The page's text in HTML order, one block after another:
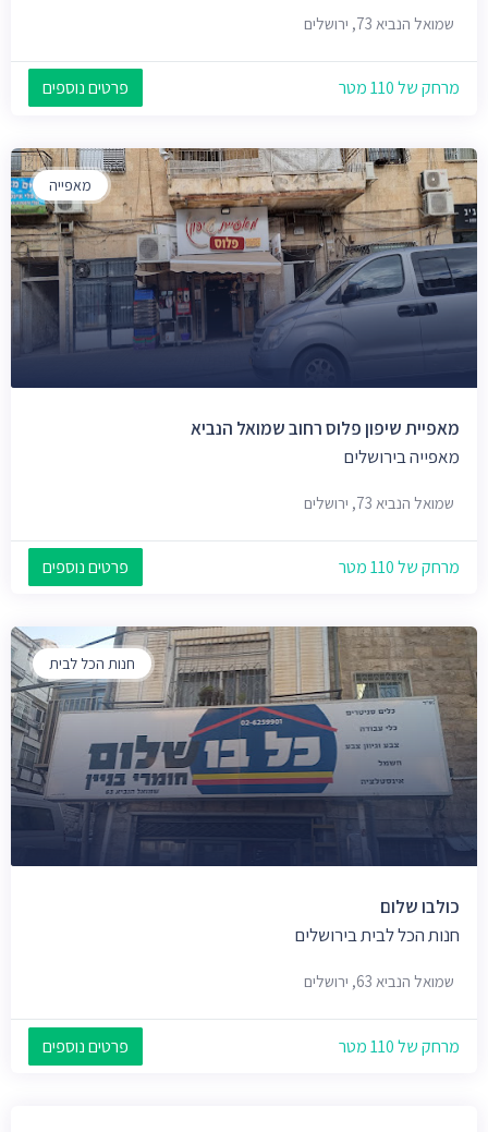
שמואל הנביא 73, ירושלים
מרחק של 110 מטר פרטים נוספים
מאפייה
מאפיית שיפון פלוס רחוב שמואל הנביא
מאפייה בירושלים
שמואל הנביא 73, ירושלים
מרחק של 110 מטר פרטים נוספים
חנות הכל לבית
כולבו שלום
חנות הכל לבית בירושלים
שמואל הנביא 63, ירושלים
מרחק של 110 מטר פרטים נוספים